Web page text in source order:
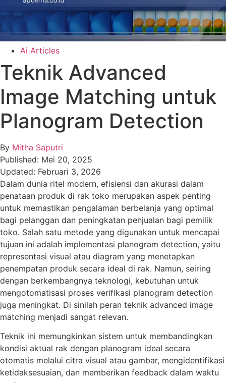
Ai Articles
Teknik Advanced
Image Matching untuk
Planogram Detection
By Mitha Saputri
Published: Mei 20, 2025
Updated: Februari 3, 2026
Dalam dunia ritel modern, efisiensi dan akurasi dalam
penataan produk di rak toko merupakan aspek penting
untuk memastikan pengalaman berbelanja yang optimal
bagi pelanggan dan peningkatan penjualan bagi pemilik
toko. Salah satu metode yang digunakan untuk mencapai
tujuan ini adalah implementasi planogram detection, yaitu
representasi visual atau diagram yang menetapkan
penempatan produk secara ideal di rak. Namun, seiring
dengan berkembangnya teknologi, kebutuhan untuk
mengotomatisasi proses verifikasi planogram detection
juga meningkat. Di sinilah peran teknik advanced image
matching menjadi sangat relevan.
Teknik ini memungkinkan sistem untuk membandingkan
kondisi aktual rak dengan planogram ideal secara
otomatis melalui citra visual atau gambar, mengidentifikasi
ketidaksesuaian, dan memberikan feedback dalam waktu